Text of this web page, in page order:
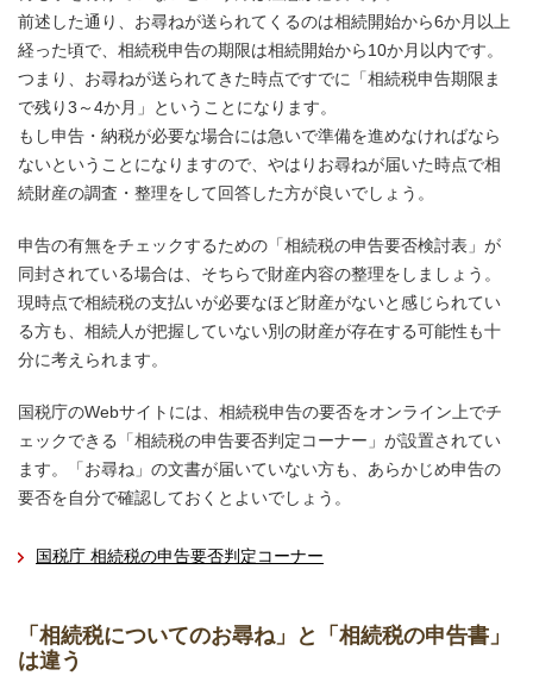
前述した通り、お尋ねが送られてくるのは相続開始から6か月以上
経った頃で、相続税申告の期限は相続開始から10か月以内です。
つまり、お尋ねが送られてきた時点ですでに「相続税申告期限ま
で残り3～4か月」ということになります。
もし申告・納税が必要な場合には急いで準備を進めなければなら
ないということになりますので、やはりお尋ねが届いた時点で相
続財産の調査・整理をして回答した方が良いでしょう。
申告の有無をチェックするための「相続税の申告要否検討表」が
同封されている場合は、そちらで財産内容の整理をしましょう。
現時点で相続税の支払いが必要なほど財産がないと感じられてい
る方も、相続人が把握していない別の財産が存在する可能性も十
分に考えられます。
国税庁のWebサイトには、相続税申告の要否をオンライン上でチ
ェックできる「相続税の申告要否判定コーナー」が設置されてい
ます。「お尋ね」の文書が届いていない方も、あらかじめ申告の
要否を自分で確認しておくとよいでしょう。
国税庁 相続税の申告要否判定コーナー
「相続税についてのお尋ね」と「相続税の申告書」
は違う